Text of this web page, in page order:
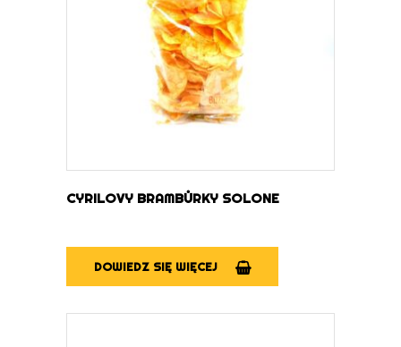
CYRILOVY BRAMBŮRKY SOLONE
DOWIEDZ SIĘ WIĘCEJ